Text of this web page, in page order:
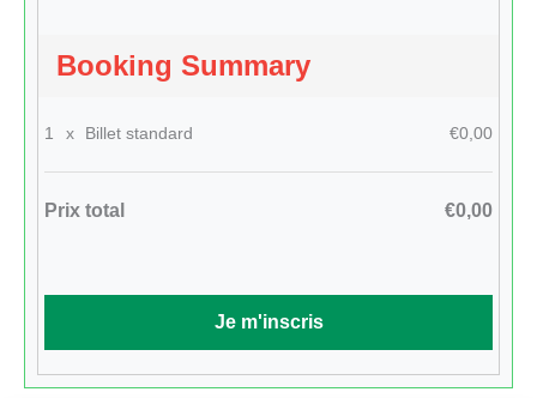
Booking Summary
1 x Billet standard €0,00
Prix total €0,00